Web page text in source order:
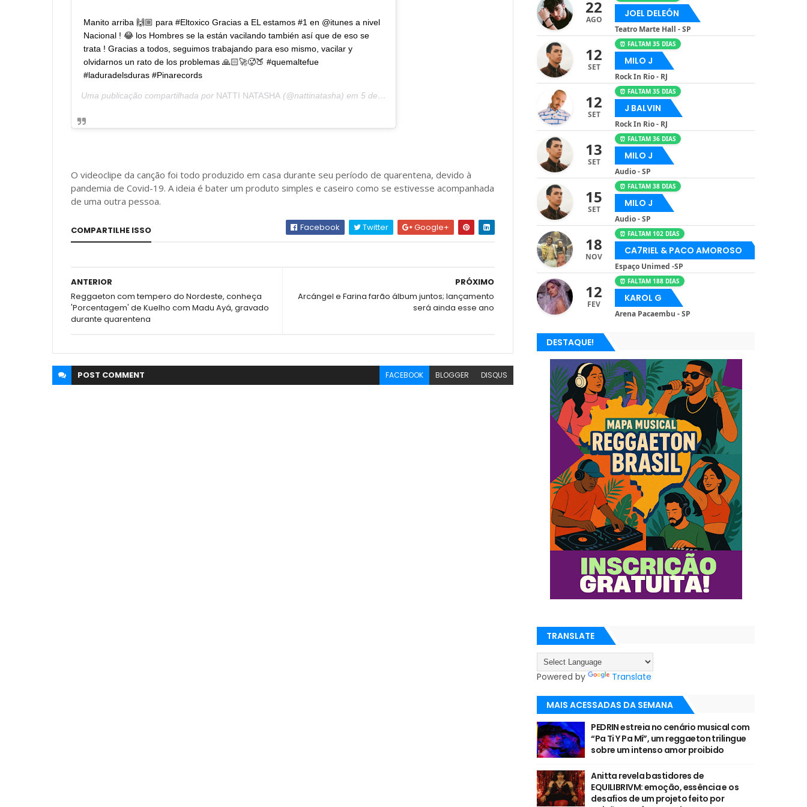
Manito arriba 🙌🏼 para #Eltoxico Gracias a EL estamos #1 en @itunes a nivel
Nacional ! 😂 los Hombres se la están vacilando también así que de eso se
trata ! Gracias a todos, seguimos trabajando para eso mismo, vacilar y
olvidarnos un rato de los problemas 🙏🏻🚀🥵🍑 #quemaltefue
#laduradelsduras #Pinarecords
Uma publicação compartilhada por NATTI NATASHA (@nattinatasha) em 5 de Jun, 2020 às 6:54 PDT
O videoclipe da canção foi todo produzido em casa durante seu período de quarentena, devido à
pandemia de Covid-19. A ideia é bater um produto simples e caseiro como se estivesse acompanhada
de uma outra pessoa.
COMPARTILHE ISSO Facebook Twitter Google+
PRÓXIMO
Arcángel e Farina farão álbum juntos; lançamento
será ainda esse ano
ANTERIOR
Reggaeton com tempero do Nordeste, conheça
'Porcentagem' de Kuelho com Madu Ayá, gravado
durante quarentena
POST COMMENT FACEBOOK BLOGGER DISQUS
22
AGO
JOEL DELEÓN
Teatro Marte Hall - SP
12
SET
⏰ FALTAM 35 DIAS
MILO J
Rock In Rio - RJ
12
SET
⏰ FALTAM 35 DIAS
J BALVIN
Rock In Rio - RJ
13
SET
⏰ FALTAM 36 DIAS
MILO J
Audio - SP
15
SET
⏰ FALTAM 38 DIAS
MILO J
Audio - SP
18
NOV
⏰ FALTAM 102 DIAS
CA7RIEL & PACO AMOROSO
Espaço Unimed -SP
12
FEV
⏰ FALTAM 188 DIAS
KAROL G
Arena Pacaembu - SP
DESTAQUE!
TRANSLATE
Powered by Translate
MAIS ACESSADAS DA SEMANA
PEDRIN estreia no cenário musical com
“Pa Ti Y Pa Mí”, um reggaeton trilingue
sobre um intenso amor proibido
Anitta revela bastidores de
EQUILIBRIVM: emoção, essência e os
desafios de um projeto feito por